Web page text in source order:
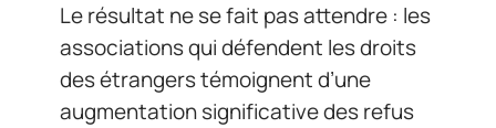
Le résultat ne se fait pas attendre : les
associations qui défendent les droits
des étrangers témoignent d’une
augmentation significative des refus